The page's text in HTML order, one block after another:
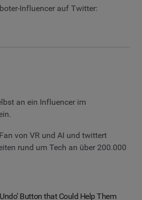
Influencer auf Twitter:
an ein Influencer im
von VR und AI und twittert
rund um Tech an über 200.000
Button that Could Help Them